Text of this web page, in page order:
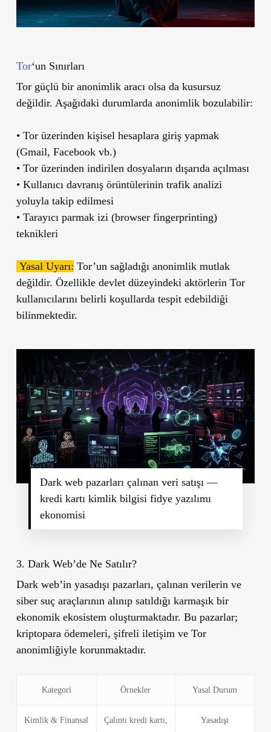
Tor‘un Sınırları
Tor güçlü bir anonimlik aracı olsa da kusursuz
değildir. Aşağıdaki durumlarda anonimlik bozulabilir:
• Tor üzerinden kişisel hesaplara giriş yapmak
(Gmail, Facebook vb.)
• Tor üzerinden indirilen dosyaların dışarıda açılması
• Kullanıcı davranış örüntülerinin trafik analizi
yoluyla takip edilmesi
• Tarayıcı parmak izi (browser fingerprinting)
teknikleri
Yasal Uyarı: Tor’un sağladığı anonimlik mutlak
değildir. Özellikle devlet düzeyindeki aktörlerin Tor
kullanıcılarını belirli koşullarda tespit edebildiği
bilinmektedir.
Dark web pazarları çalınan veri satışı —
kredi kartı kimlik bilgisi fidye yazılımı
ekonomisi
3. Dark Web’de Ne Satılır?
Dark web’in yasadışı pazarları, çalınan verilerin ve
siber suç araçlarının alınıp satıldığı karmaşık bir
ekonomik ekosistem oluşturmaktadır. Bu pazarlar;
kriptopara ödemeleri, şifreli iletişim ve Tor
anonimliğiyle korunmaktadır.
Kategori Örnekler Yasal Durum
Kimlik & Finansal Çalıntı kredi kartı, Yasadışı